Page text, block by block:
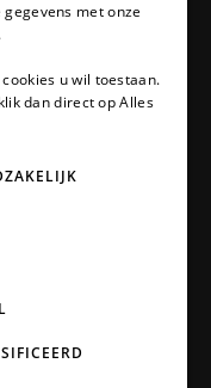
met onze
u wil toestaan.
dan direct op Alles